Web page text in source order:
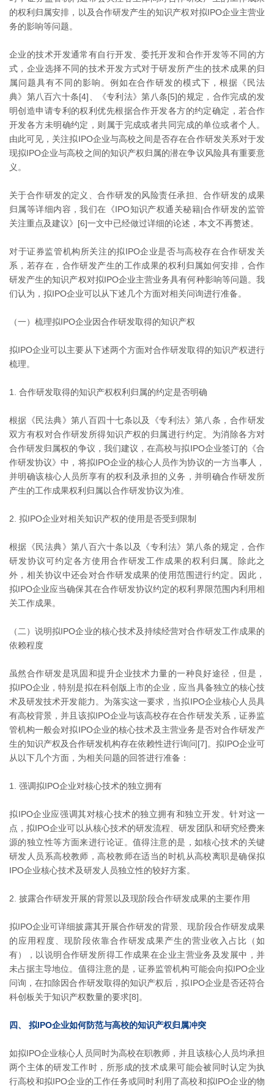
的权利归属安排，以及合作研发产生的知识产权对拟IPO企业主营业
务的影响等问题。
企业的技术开发通常有自行开发、委托开发和合作开发等不同的方
式，企业选择不同的技术开发方式对于研发所产生的技术成果的归
属问题具有不同的影响。例如在合作研发的模式下，根据《民法
典》第八百六十条[4]、《专利法》第八条[5]的规定，合作完成的发
明创造申请专利的权利优先根据合作开发各方的约定确定，若合作
开发各方未明确约定，则属于完成或者共同完成的单位或者个人。
由此可见，关注拟IPO企业与高校之间是否存在合作研发关系对于发
现拟IPO企业与高校之间的知识产权归属的潜在争议风险具有重要意
义。
关于合作研发的定义、合作研发的风险责任承担、合作研发的成果
归属等详细内容，我们在《IPO知识产权通关秘籍|合作研发的监管
关注重点及建议》[6]一文中已经做过详细的论述，本文不再赘述。
对于证券监管机构所关注的拟IPO企业是否与高校存在合作研发关
系，若存在，合作研发产生的工作成果的权利归属如何安排，合作
研发产生的知识产权对拟IPO企业主营业务具有何种影响等问题。我
们认为，拟IPO企业可以从下述几个方面对相关问询进行准备。
（一）梳理拟IPO企业因合作研发取得的知识产权
拟IPO企业可以主要从下述两个方面对合作研发取得的知识产权进行
梳理。
1. 合作研发取得的知识产权权利归属的约定是否明确
根据《民法典》第八百四十七条以及《专利法》第八条，合作研发
双方有权对合作研发所得知识产权的归属进行约定。为消除各方对
合作研发归属权的争议，我们建议，在高校与拟IPO企业签订的《合
作研发协议》中，将拟IPO企业的核心人员作为协议的一方当事人，
并明确该核心人员所享有的权利及承担的义务，并明确合作研发所
产生的工作成果权利归属以合作研发协议为准。
2. 拟IPO企业对相关知识产权的使用是否受到限制
根据《民法典》第八百六十条以及《专利法》第八条的规定，合作
研发协议可约定各方使用合作研发工作成果的权利归属。除此之
外，相关协议中还会对合作研发成果的使用范围进行约定。因此，
拟IPO企业应当确保其在合作研发协议约定的权利界限范围内利用相
关工作成果。
（二）说明拟IPO企业的核心技术及持续经营对合作研发工作成果的
依赖程度
虽然合作研发是巩固和提升企业技术力量的一种良好途径，但是，
拟IPO企业，特别是拟在科创版上市的企业，应当具备独立的核心技
术及研发技术开发能力。为落实这一要求，当拟IPO企业核心人员具
有高校背景，并且该拟IPO企业与该高校存在合作研发关系，证券监
管机构一般会对拟IPO企业的核心技术及主营业务是否对合作研发产
生的知识产权及合作研发机构存在依赖性进行询问[7]。拟IPO企业可
从以下几个方面，为相关问题的回答进行准备：
1. 强调拟IPO企业对核心技术的独立拥有
拟IPO企业应强调其对核心技术的独立拥有和独立开发。针对这一
点，拟IPO企业可以从核心技术的研发流程、研发团队和研究经费来
源的独立性等方面来进行论证。值得注意的是，如核心技术的关键
研发人员系高校教师，高校教师在适当的时机从高校离职是确保拟
IPO企业核心技术及研发人员独立性的较好方案。
2. 披露合作研发开展的背景以及现阶段合作研发成果的主要作用
拟IPO企业可详细披露其开展合作研发的背景、现阶段合作研发成果
的应用程度、现阶段依靠合作研发成果产生的营业收入占比（如
有），以说明合作研发所得工作成果在企业主营业务及发展中，并
未占据主导地位。值得注意的是，证券监管机构可能会向拟IPO企业
问询，在扣除因合作研发取得的知识产权后，拟IPO企业是否还符合
科创板关于知识产权数量的要求[8]。
四、 拟IPO企业如何防范与高校的知识产权归属冲突
如拟IPO企业核心人员同时为高校在职教师，并且该核心人员均承担
两个主体的研发工作时，所形成的技术成果可能会被同时认定为执
行高校和拟IPO企业的工作任务或同时利用了高校和拟IPO企业的物